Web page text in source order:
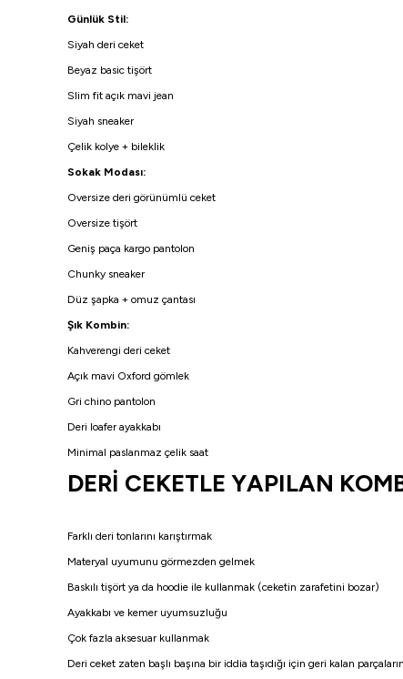
Günlük Stil:
Siyah deri ceket
Beyaz basic tişört
Slim fit açık mavi jean
Siyah sneaker
Çelik kolye + bileklik
Sokak Modası:
Oversize deri görünümlü ceket
Oversize tişört
Geniş paça kargo pantolon
Chunky sneaker
Düz şapka + omuz çantası
Şık Kombin:
Kahverengi deri ceket
Açık mavi Oxford gömlek
Gri chino pantolon
Deri loafer ayakkabı
Minimal paslanmaz çelik saat
DERİ CEKETLE YAPILAN
Farklı deri tonlarını karıştırmak
Materyal uyumunu görmezden gelmek
Baskılı tişört ya da hoodie ile kullanmak (ceketin zarafetini bozar)
Ayakkabı ve kemer uyumsuzluğu
Çok fazla aksesuar kullanmak
Deri ceket zaten başlı başına bir iddia taşıdığı için geri kalan